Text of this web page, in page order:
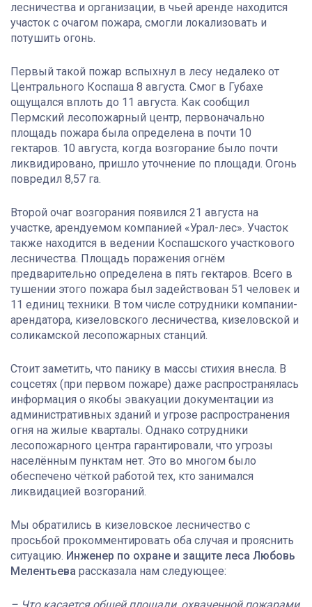
лесничества и организации, в чьей аренде находится
участок с очагом пожара, смогли локализовать и
потушить огонь.
Первый такой пожар вспыхнул в лесу недалеко от
Центрального Коспаша 8 августа. Смог в Губахе
ощущался вплоть до 11 августа. Как сообщил
Пермский лесопожарный центр, первоначально
площадь пожара была определена в почти 10
гектаров. 10 августа, когда возгорание было почти
ликвидировано, пришло уточнение по площади. Огонь
повредил 8,57 га.
Второй очаг возгорания появился 21 августа на
участке, арендуемом компанией «Урал-лес». Участок
также находится в ведении Коспашского участкового
лесничества. Площадь поражения огнём
предварительно определена в пять гектаров. Всего в
тушении этого пожара был задействован 51 человек и
11 единиц техники. В том числе сотрудники компании-
арендатора, кизеловского лесничества, кизеловской и
соликамской лесопожарных станций.
Стоит заметить, что панику в массы стихия внесла. В
соцсетях (при первом пожаре) даже распространялась
информация о якобы эвакуации документации из
административных зданий и угрозе распространения
огня на жилые кварталы. Однако сотрудники
лесопожарного центра гарантировали, что угрозы
населённым пунктам нет. Это во многом было
обеспечено чёткой работой тех, кто занимался
ликвидацией возгораний.
Мы обратились в кизеловское лесничество с
просьбой прокомментировать оба случая и прояснить
ситуацию. Инженер по охране и защите леса Любовь
Мелентьева рассказала нам следующее: